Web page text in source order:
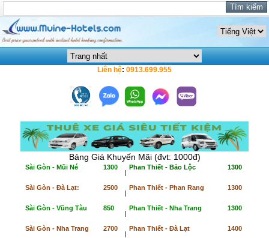
Liên hệ: 0913.699.955
Bảng Giá Khuyến Mãi (đvt: 1000đ)
Sài Gòn - Mũi Né 1300
|
Phan Thiết - Bảo Lộc 1300
Sài Gòn - Đà Lạt: 2500
|
Phan Thiết - Phan Rang 1300
Sài Gòn - Vũng Tàu 850
|
Phan Thiết - Nha Trang 1300
Sài Gòn - Nha Trang 2700
|
Phan Thiết - Đà Lạt 1400